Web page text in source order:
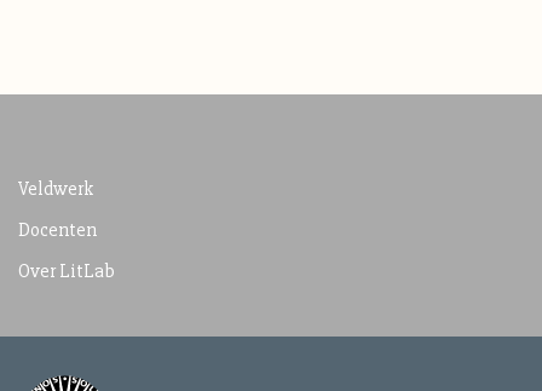
Veldwerk
Docenten
Over LitLab